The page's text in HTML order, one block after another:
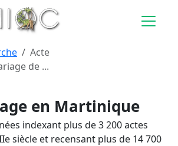
en Martinique
indexant plus de 3 200 actes
siècle et recensant plus de 14 700
Acte
de ...